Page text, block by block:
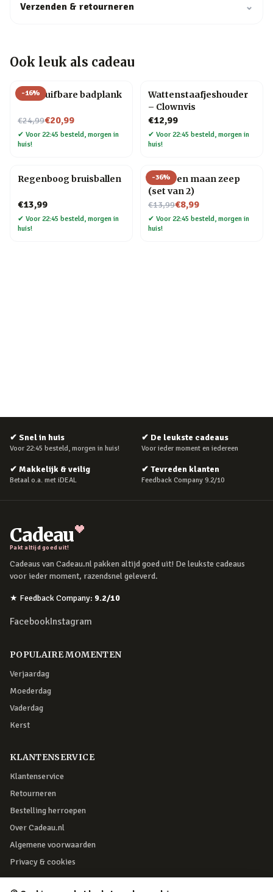
Verzenden & retourneren ⌄
Ook leuk als cadeau
-16%
Uitschuifbare badplank
€24,99
Nu voor€20,99
✔ Voor 22:45 besteld, morgen in
huis!
Wattenstaafjeshouder
– Clownvis
€12,99
✔ Voor 22:45 besteld, morgen in
huis!
Regenboog bruisballen
€13,99
✔ Voor 22:45 besteld, morgen in
huis!
-36%
Aarde en maan zeep
(set van 2)
€13,99
Nu voor€8,99
✔ Voor 22:45 besteld, morgen in
huis!
✔ Snel in huis
Voor 22:45 besteld, morgen in huis!
✔ De leukste cadeaus
Voor ieder moment en iedereen
✔ Makkelijk & veilig
Betaal o.a. met iDEAL
✔ Tevreden klanten
Feedback Company 9.2/10
Cadeau
Pakt altijd goed uit!
Cadeaus van Cadeau.nl pakken altijd goed uit! De leukste cadeaus
voor ieder moment, razendsnel geleverd.
★ Feedback Company: 9.2/10
FacebookInstagram
POPULAIRE MOMENTEN
Verjaardag
Moederdag
Vaderdag
Kerst
KLANTENSERVICE
Klantenservice
Retourneren
Bestelling herroepen
Over Cadeau.nl
Algemene voorwaarden
Privacy & cookies